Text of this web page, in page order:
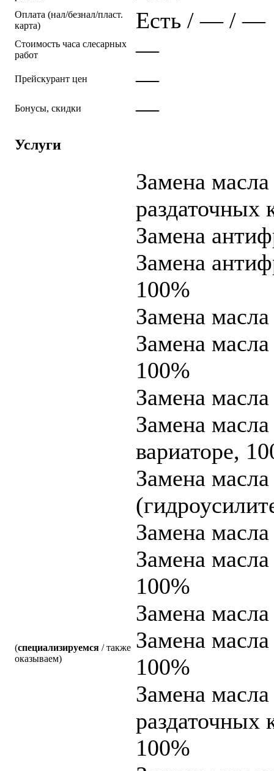
Оплата (нал/безнал/пласт.
карта)
Есть / — / —
Стоимость часа слесарных
работ
—
Прейскурант цен —
Бонусы, скидки —
Услуги
(специализируемся / также
оказываем)
Замена
раздаточных
Замена
Замена
100%
Замена
Замена
100%
Замена масла
Замена масла
вариаторе,
Замена
Замена масла
Замена масла
100%
Замена
Замена
100%
Замена
раздаточных
100%